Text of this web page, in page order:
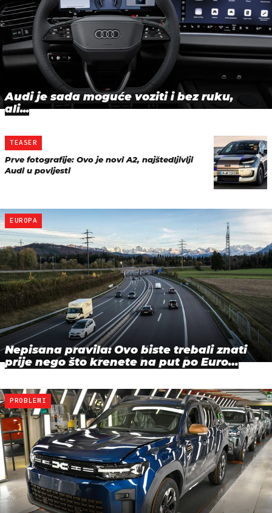
Audi je sada moguće voziti i bez ruku,
ali...
TEASER
Prve fotografije: Ovo je novi A2, najštedljiviji
Audi u povijesti
EUROPA
Nepisana pravila: Ovo biste trebali znati
prije nego što krenete na put po Euro…
PROBLEMI